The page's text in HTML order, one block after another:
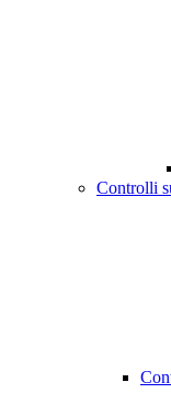
Controlli